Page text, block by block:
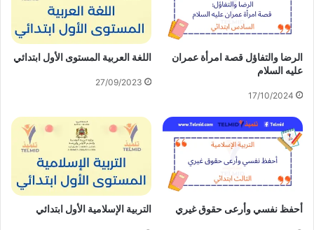
الرضا والتفاؤل قصة امرأة عمران
عليه السلام
17/10/2024
اللغة العربية المستوى الأول ابتدائي
27/09/2023
أحفظ نفسي وأرعى حقوق غيري التربية الإسلامية الأول ابتدائي